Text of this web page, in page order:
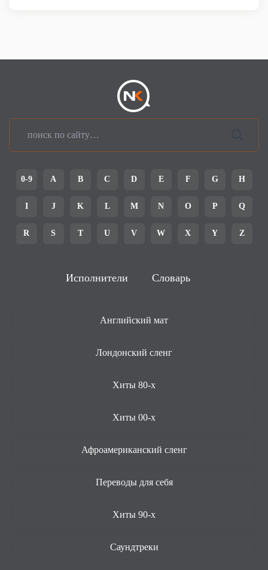
0-9 A B C D E F G H
I J K L M N O P Q
R S T U V W X Y Z
Исполнители Словарь
Английский мат
Лондонский сленг
Хиты 80-х
Хиты 00-х
Афроамериканский сленг
Переводы для себя
Хиты 90-х
Саундтреки